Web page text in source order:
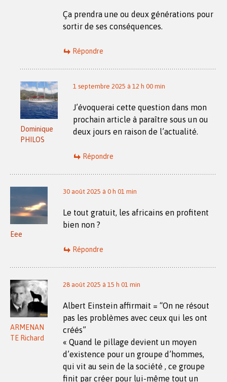
Ça prendra une ou deux générations pour
sortir de ses conséquences.
Répondre
Dominique
PHILOS
1 septembre 2025 à 12 h 00 min
J’évoquerai cette question dans mon
prochain article à paraître sous un ou
deux jours en raison de l’actualité.
Répondre
Eee
30 août 2025 à 0 h 01 min
Le tout gratuit, les africains en profitent
bien non ?
Répondre
ARMENAN
TE Richard
28 août 2025 à 15 h 01 min
Albert Einstein affirmait = “On ne résout
pas les problèmes avec ceux qui les ont
créés”
« Quand le pillage devient un moyen
d’existence pour un groupe d’hommes,
qui vit au sein de la société , ce groupe
finit par créer pour lui-même tout un